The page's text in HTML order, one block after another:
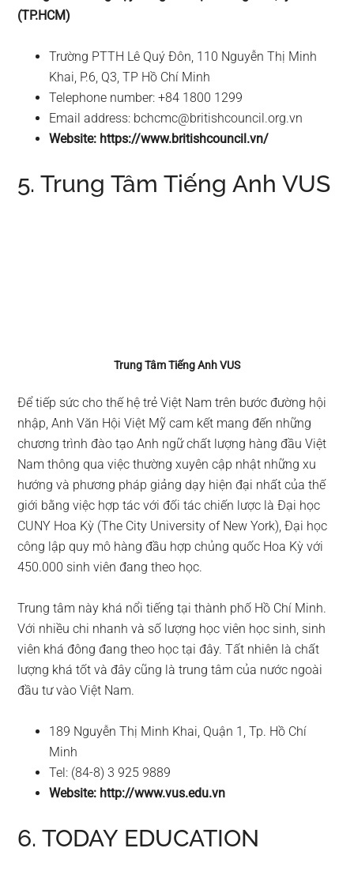
(TP.HCM)
Trường PTTH Lê Quý Đôn, 110 Nguyễn Thị Minh
Khai, P.6, Q3, TP Hồ Chí Minh
Telephone number: +84 1800 1299
Email address: bchcmc@britishcouncil.org.vn
Website: https://www.britishcouncil.vn/
5. Trung Tâm Tiếng Anh VUS
Trung Tâm Tiếng Anh VUS
Để tiếp sức cho thế hệ trẻ Việt Nam trên bước đường hội
nhập, Anh Văn Hội Việt Mỹ cam kết mang đến những
chương trình đào tạo Anh ngữ chất lượng hàng đầu Việt
Nam thông qua việc thường xuyên cập nhật những xu
hướng và phương pháp giảng dạy hiện đại nhất của thế
giới bằng việc hợp tác với đối tác chiến lược là Đại học
CUNY Hoa Kỳ (The City University of New York), Đại học
công lập quy mô hàng đầu hợp chủng quốc Hoa Kỳ với
450.000 sinh viên đang theo học.
Trung tâm này khá nổi tiếng tại thành phố Hồ Chí Minh.
Với nhiều chi nhanh và số lượng học viên học sinh, sinh
viên khá đông đang theo học tại đây. Tất nhiên là chất
lượng khá tốt và đây cũng là trung tâm của nước ngoài
đầu tư vào Việt Nam.
189 Nguyễn Thị Minh Khai, Quận 1, Tp. Hồ Chí
Minh
Tel: (84-8) 3 925 9889
Website: http://www.vus.edu.vn
6. TODAY EDUCATION